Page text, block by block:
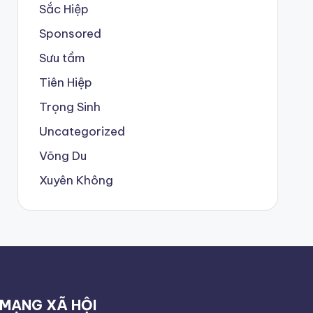
Sắc Hiệp
Sponsored
Sưu tầm
Tiên Hiệp
Trọng Sinh
Uncategorized
Võng Du
Xuyên Không
MẠNG XÃ HỘI